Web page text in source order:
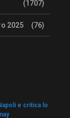
(1707)
2025 (76)
e critica lo